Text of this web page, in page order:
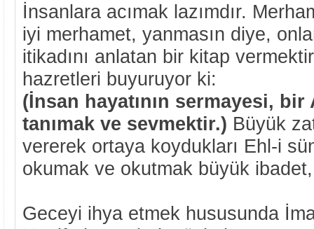
İnsanlara acımak lazımdır.
iyi merhamet, yanmasın diye,
itikadını anlatan bir kitap
hazretleri buyuruyor ki:
(İnsan hayatının sermayesi, bir
tanımak ve sevmektir.) Büyük
vererek ortaya koydukları Ehl-i
okumak ve okutmak büyük
Geceyi ihya etmek hususunda